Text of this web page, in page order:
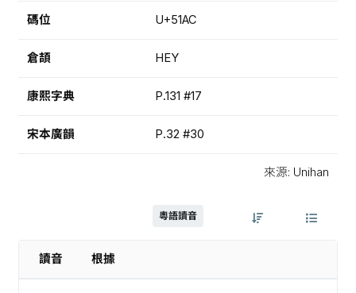
碼位 U+51AC
倉頡 HEY
康熙字典 P.131 #17
宋本廣韻 P.32 #30
來源: Unihan
粵語讀音
讀音 根據